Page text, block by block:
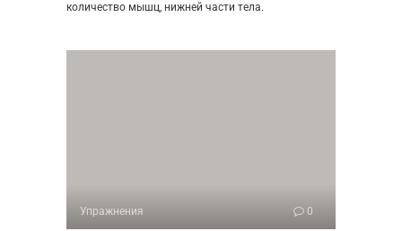
количество мышц, нижней части тела.
Упражнения 0